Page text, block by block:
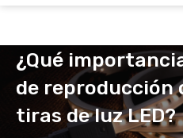
¿Qué
de reproducción
tiras de luz LED?